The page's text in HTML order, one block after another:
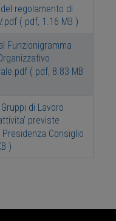
regolamento di
( pdf, 1.16 MB )
Funzionigramma
( pdf, 8.83 MB
di Lavoro
previste
Consiglio
)